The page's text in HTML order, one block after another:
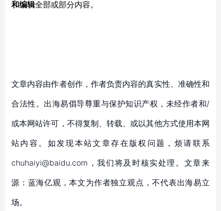
和编辑全部或部分内容。
文章内容由作者创作，作者负责内容的真实性、准确性和
合法性。出海易倡导尊重与保护知识产权，未经作者和/
或本网站许可，不得复制、转载、或以其他方式使用本网
站内容。如发现本站文章存在版权问题，烦请联系
chuhaiyi@baidu.com，我们将及时核实处理。文章来
源：蓝海亿观，本文为作者独立观点，不代表出海易立
场。